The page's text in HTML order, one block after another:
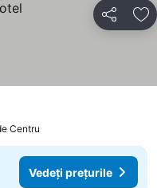
Distribuiți
Centru
Vedeți prețurile